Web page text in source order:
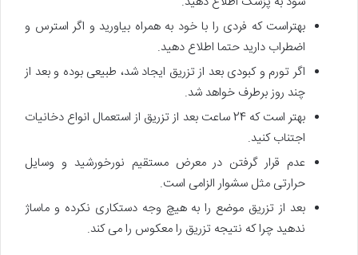
بهتراست که فردی را با خود به همراه بیاورید و اگر استرس و
اضطراب دارید حتما اطلاع دهید.
اگر تورم و کبودی بعد از تزریق ایجاد شد، طبیعی بوده و بعد از
چند روز برطرف خواهد شد.
بهتر است که 24 ساعت بعد از تزریق از استعمال انواع دخانیات
اجتناب کنید.
عدم قرار گرفتن در معرض مستقیم نورخورشید و وسایل
حرارتی مثل سشوار الزامی است.
بعد از تزریق موضع را به هیچ وجه دستکاری نکرده و ماساژ
ندهید چرا که نتیجه تزریق را معکوس را می کند.